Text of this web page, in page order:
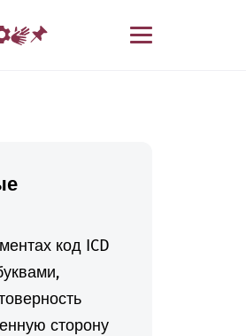
язык
Меню
код ICD
сторону